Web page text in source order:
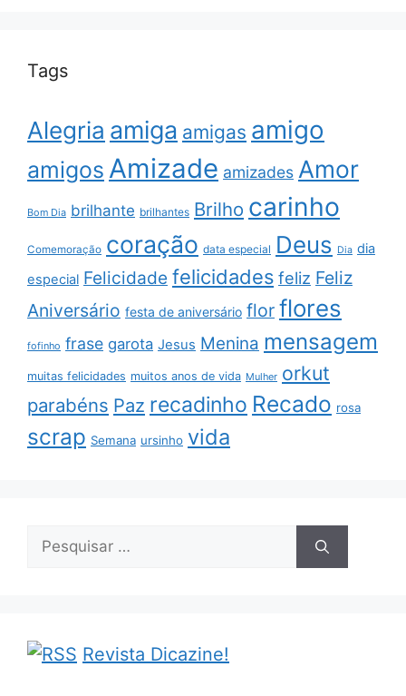
Tags
Alegria amiga amigas amigo
amigos Amizade amizades Amor
Bom Dia brilhante brilhantes Brilho carinho
Comemoração coração data especial Deus Dia dia
especial Felicidade felicidades feliz Feliz
Aniversário festa de aniversário flor flores
fofinho frase garota Jesus Menina mensagem
muitas felicidades muitos anos de vida Mulher orkut
parabéns Paz recadinho Recado rosa
scrap Semana ursinho vida
Pesquisar
Revista Dicazine!